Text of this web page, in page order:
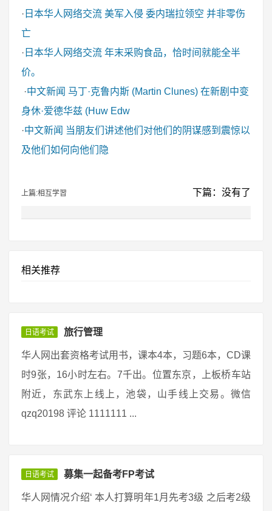
· 日本华人网络交流 美军入侵 委内瑞拉领空 并非零伤
亡
· 日本华人网络交流 年末采购食品，恰时间就能全半
价。
·中文新闻 马丁·克鲁内斯 (Martin Clunes) 在新剧中变
身休·爱德华兹 (Huw Edw
·中文新闻 当朋友们讲述他们对他们的阴谋感到震惊以
及他们如何向他们隐
上篇:相互学習 下篇：没有了
相关推荐
日语考试 旅行管理
华人网出套资格考试用书，课本4本，习题6本，CD课
时9张，16小时左右。7千出。位置东京，上板桥车站
附近，东武东上线上，池袋，山手线上交易。微信
qzq20198 评论 1111111 ...
日语考试 募集一起备考FP考试
华人网情况介绍‘ 本人打算明年1月先考3级 之后考2级